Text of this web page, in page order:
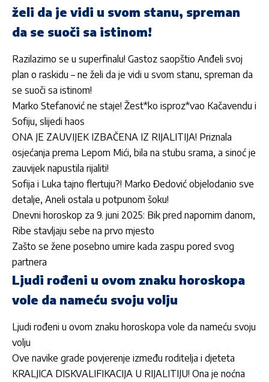
želi da je vidi u svom stanu, spreman
da se suoči sa istinom!
Razilazimo se u superfinalu! Gastoz saopštio Anđeli svoj
plan o raskidu – ne želi da je vidi u svom stanu, spreman da
se suoči sa istinom!
Marko Stefanović ne staje! Žest*ko isproz*vao Kačavendu i
Sofiju, slijedi haos
ONA JE ZAUVIJEK IZBAČENA IZ RIJALITIJA! Priznala
osjećanja prema Lepom Mići, bila na stubu srama, a sinoć je
zauvijek napustila rijaliti!
Sofija i Luka tajno flertuju?! Marko Đedović objelodanio sve
detalje, Aneli ostala u potpunom šoku!
Dnevni horoskop za 9. juni 2025: Bik pred napornim danom,
Ribe stavljaju sebe na prvo mjesto
Zašto se žene posebno umire kada zaspu pored svog
partnera
Ljudi rođeni u ovom znaku horoskopa
vole da nameću svoju volju
Ljudi rođeni u ovom znaku horoskopa vole da nameću svoju
volju
Ove navike grade povjerenje između roditelja i djeteta
KRALJICA DISKVALIFIKACIJA U RIJALITIJU! Ona je noćna